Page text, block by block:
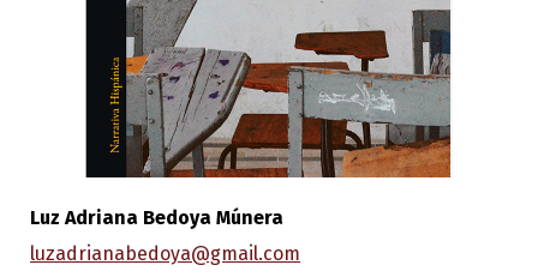
Luz Adriana Bedoya Múnera
luzadrianabedoya@gmail.com